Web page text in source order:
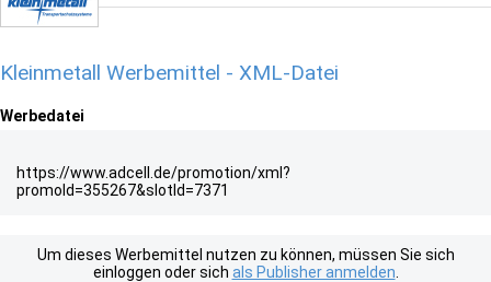
Kleinmetall Werbemittel - XML-Datei
Werbedatei
https://www.adcell.de/promotion/xml?
promoId=355267&slotId=7371
Um dieses Werbemittel nutzen zu können, müssen Sie sich
einloggen oder sich als Publisher anmelden